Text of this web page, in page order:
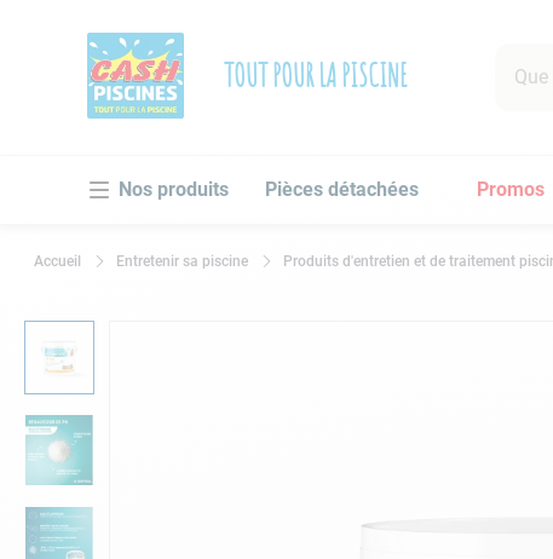
TOUT POUR LA PISCINE
Pièces détachées Promos
Entretenir sa piscine Produits d'entretien et de traitement
1.